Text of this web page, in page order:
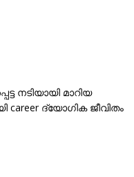
നടിയായി മാറിയ
ദ്യോഗിക ജീവിതം